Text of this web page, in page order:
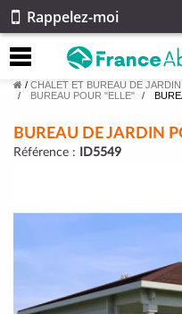
Rappelez-moi
/ CHALET ET BUREAU DE JARDIN
BUREAU POUR "ELLE"
BUREAU DE JARDIN
Référence : ID5549